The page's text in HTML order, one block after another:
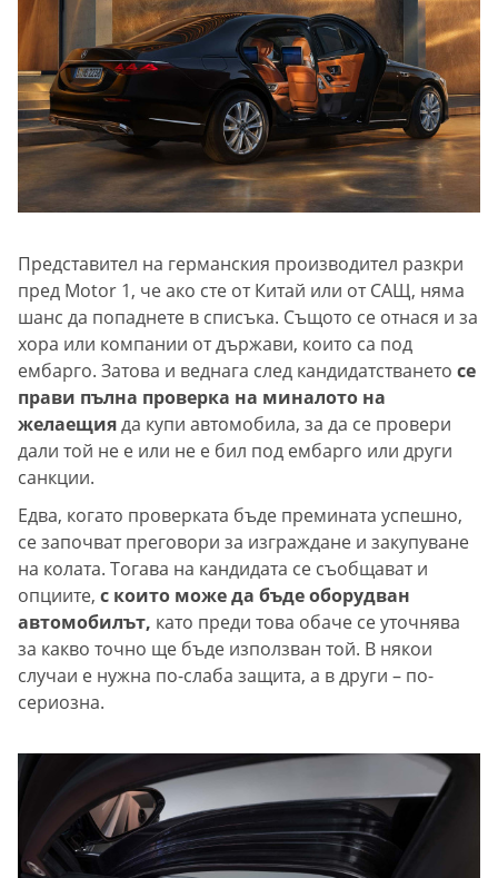
Представител на германския производител разкри
пред Motor 1, че ако сте от Китай или от САЩ, няма
шанс да попаднете в списъка. Същото се отнася и за
хора или компании от държави, които са под
ембарго. Затова и веднага след кандидатстването се
прави пълна проверка на миналото на
желаещияда купи автомобила, за да се провери
дали той не е или не е бил под ембарго или други
санкции.
Едва, когато проверката бъде премината успешно,
се започват преговори за изграждане и закупуване
на колата. Тогава на кандидата се съобщават и
опциите, с които може да бъде оборудван
автомобилът, като преди това обаче се уточнява
за какво точно ще бъде използван той. В някои
случаи е нужна по-слаба защита, а в други – по-
сериозна.